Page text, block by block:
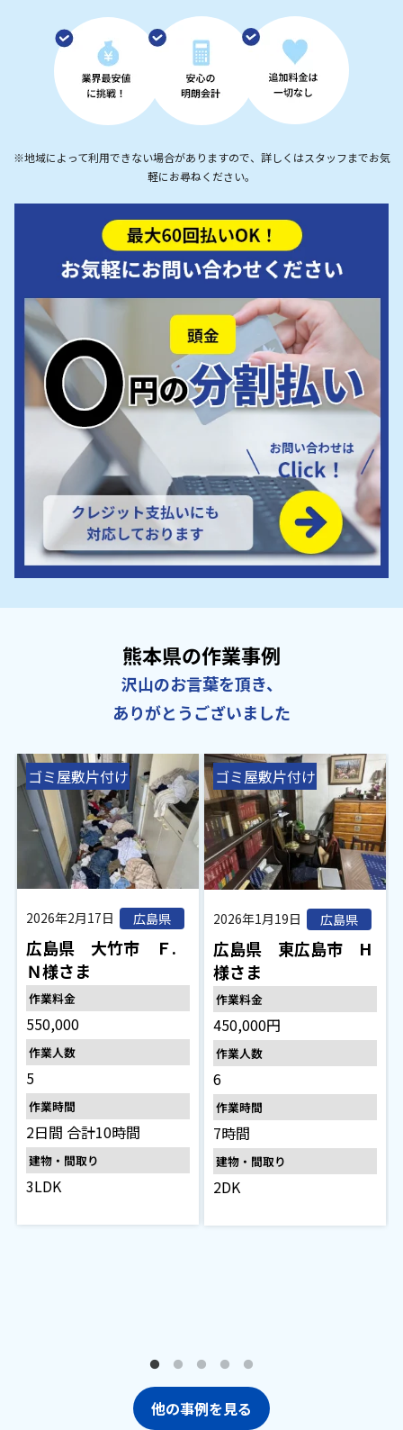
※地域によって利用できない場合がありますので、詳しくはスタッフまでお気
軽にお尋ねください。
熊本県の作業事例
沢山のお言葉を頂き、
ありがとうございました
ゴミ屋敷片付け
2026年2月17日 広島県
広島県 大竹市 Ｆ.
Ｎ様さま
作業料金
550,000
作業人数
5
作業時間
2日間 合計10時間
建物・間取り
3LDK
ゴミ屋敷片付け
2026年1月19日 広島県
広島県 東広島市 H
様さま
作業料金
450,000円
作業人数
6
作業時間
7時間
建物・間取り
2DK
他の事例を見る